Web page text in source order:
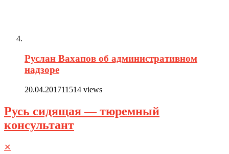
Руслан Вахапов об административном
надзоре
20.04.201711514 views
Русь сидящая — тюремный
консультант
✕